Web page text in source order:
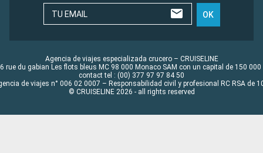
TU EMAIL OK
Agencia de viajes especializada crucero – CRUISELINE
rue du gabian Les flots bleus MC 98 000 Monaco SAM con un capital de 150 000
contact tel : (00) 377 97 97 84 50
de viajes n° 006 02 0007 – Responsabilidad civil y profesional RC RSA de
© CRUISELINE 2026 - all rights reserved